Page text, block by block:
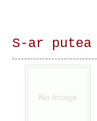
S-ar